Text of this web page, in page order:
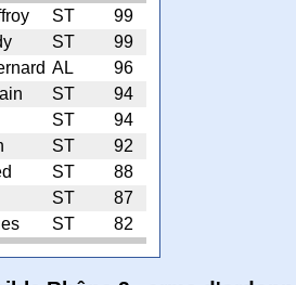
ST
99
ST
99
AL
96
ST
94
ST
94
ST
92
ST
88
ST
87
ST 82